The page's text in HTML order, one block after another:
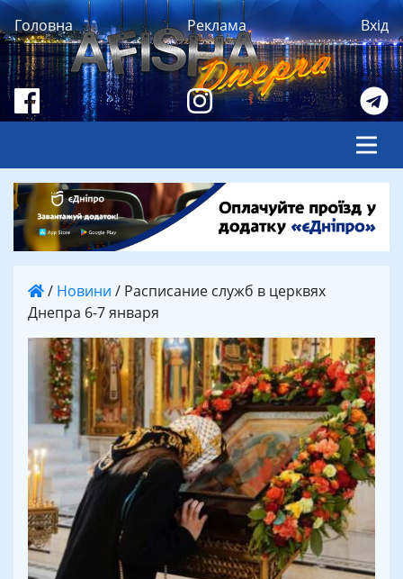
Головна Реклама Вхід
/ Новини / Расписание служб в церквях
Днепра 6-7 января